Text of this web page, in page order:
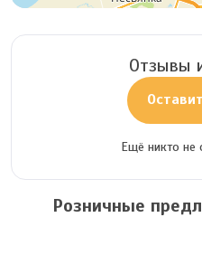
Отзывы
Ещё никто не
Розничные